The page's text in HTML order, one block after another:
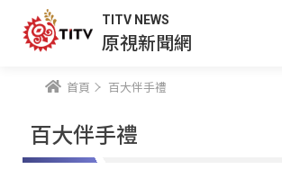
TITV NEWS
原視新聞網
首頁 百大伴手禮
百大伴手禮